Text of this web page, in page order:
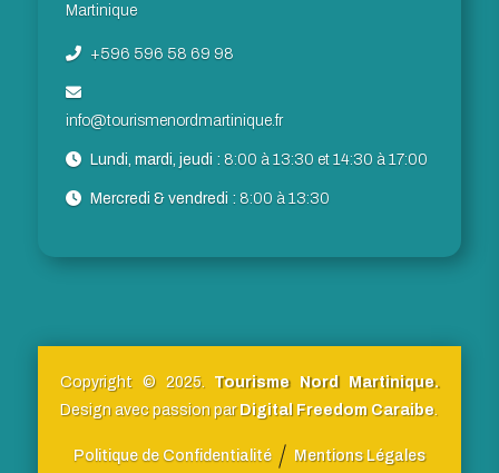
Martinique
+596 596 58 69 98
info@tourismenordmartinique.fr
Lundi, mardi, jeudi : 8:00 à 13:30 et 14:30 à 17:00
Mercredi & vendredi : 8:00 à 13:30
Copyright © 2025. Tourisme Nord Martinique.
Design avec passion parDigital Freedom Caraibe.
Politique de Confidentialité Mentions Légales